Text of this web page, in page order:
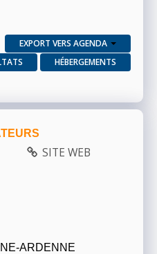
EXPORT VERS AGENDA
HÉBERGEMENTS
SITE WEB
ARDENNE